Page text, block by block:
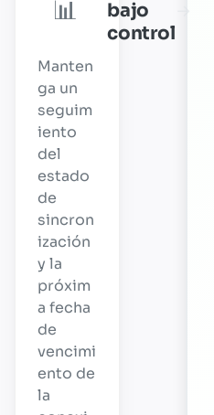
📊
bajo
control
Manten
ga un
seguim
iento
del
estado
de
sincron
ización
y la
próxim
a fecha
de
vencimi
ento de
la